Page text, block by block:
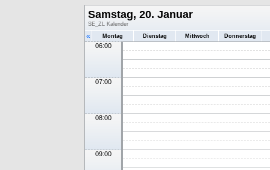
Samstag, 20. Januar
SE_ZL Kalender
« Montag Dienstag Mittwoch Donnerstag
06:00
07:00
08:00
09:00